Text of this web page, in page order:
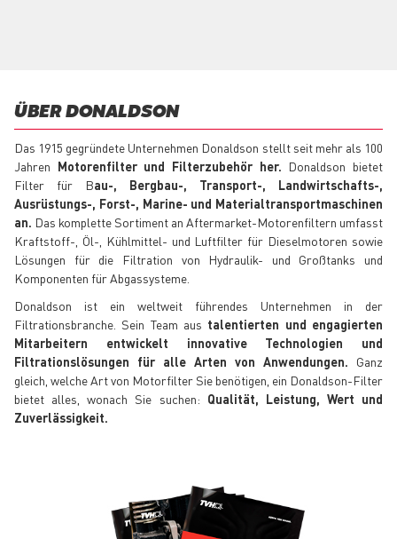
ÜBER DONALDSON
Das 1915 gegründete Unternehmen Donaldson stellt seit mehr als 100
Jahren Motorenfilter und Filterzubehör her.
Donaldson bietet
Filter für Bau-, Bergbau-, Transport-, Landwirtschafts-,
Ausrüstungs-, Forst-, Marine- und Materialtransportmaschinen
an. Das komplette Sortiment an Aftermarket-Motorenfiltern umfasst
Kraftstoff-, Öl-, Kühlmittel- und Luftfilter für Dieselmotoren sowie
Lösungen für die Filtration von Hydraulik- und Großtanks und
Komponenten für Abgassysteme.
Donaldson ist ein weltweit führendes Unternehmen in der
Filtrationsbranche. Sein Team aus talentierten und engagierten
Mitarbeitern entwickelt innovative Technologien und
Filtrationslösungen für alle Arten von Anwendungen.
Ganz
gleich, welche Art von Motorfilter Sie benötigen, ein Donaldson-Filter
bietet alles, wonach Sie suchen: Qualität, Leistung, Wert und
Zuverlässigkeit.